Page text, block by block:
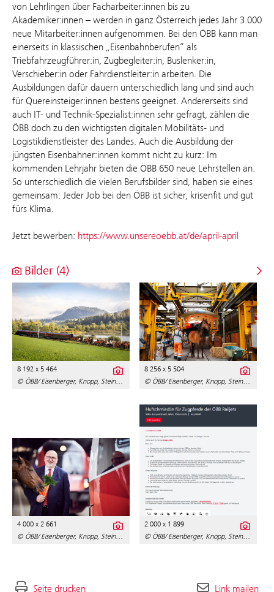
von Lehrlingen über Facharbeiter:innen bis zu
Akademiker:innen – werden in ganz Österreich jedes Jahr 3.000
neue Mitarbeiter:innen aufgenommen. Bei den ÖBB kann man
einerseits in klassischen „Eisenbahnberufen“ als
Triebfahrzeugführer:in, Zugbegleiter:in, Buslenker:in,
Verschieber:in oder Fahrdienstleiter:in arbeiten. Die
Ausbildungen dafür dauern unterschiedlich lang und sind auch
für Quereinsteiger:innen bestens geeignet. Andererseits sind
auch IT- und Technik-Spezialist:innen sehr gefragt, zählen die
ÖBB doch zu den wichtigsten digitalen Mobilitäts- und
Logistikdienstleister des Landes. Auch die Ausbildung der
jüngsten Eisenbahner:innen kommt nicht zu kurz: Im
kommenden Lehrjahr bieten die ÖBB 650 neue Lehrstellen an.
So unterschiedlich die vielen Berufsbilder sind, haben sie eines
gemeinsam: Jeder Job bei den ÖBB ist sicher, krisenfit und gut
fürs Klima.
Jetzt bewerben: https://www.unsereoebb.at/de/april-april
Bilder (4)
8 192 x 5 464
© ÖBB/ Eisenberger, Knopp, Steinberger, Papis & Blaupapier
8 256 x 5 504
© ÖBB/ Eisenberger, Knopp, Steinberger, Papis & Blaupapier
4 000 x 2 661
© ÖBB/ Eisenberger, Knopp, Steinberger, Papis & Blaupapier
2 000 x 1 899
© ÖBB/ Eisenberger, Knopp, Steinberger, Papis & Blaupapier
Seite drucken Link mailen